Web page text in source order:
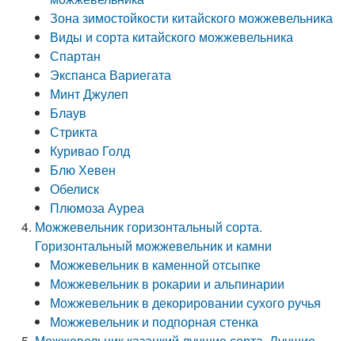
Зона зимостойкости китайского можжевельника
Виды и сорта китайского можжевельника
Спартан
Экспанса Вариегата
Минт Джулеп
Блаув
Стрикта
Куривао Голд
Блю Хевен
Обелиск
Плюмоза Ауреа
Можжевельник горизонтальный сорта.
Горизонтальный можжевельник и камни
Можжевельник в каменной отсыпке
Можжевельник в рокарии и альпинарии
Можжевельник в декорировании сухого ручья
Можжевельник и подпорная стенка